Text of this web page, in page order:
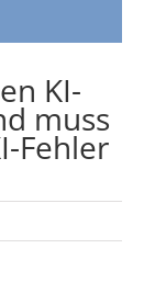
KI-
muss
Fehler